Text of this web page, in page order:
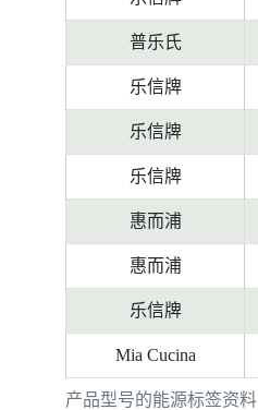
产品型号的能源标签资料
普乐氏
乐信牌
乐信牌
乐信牌
惠而浦
惠而浦
乐信牌
Mia Cucina